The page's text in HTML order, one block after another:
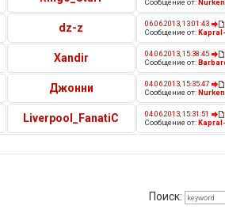
Сообщение от:
dz-z
06.06.2013, 13:01:43
Сообщение от:
Xandir
04.06.2013, 15:38:45
Сообщение от:
Джонни
04.06.2013, 15:35:47
Сообщение от:
Liverpool_FanatiC
04.06.2013, 15:31:51
Сообщение от:
Поиск: